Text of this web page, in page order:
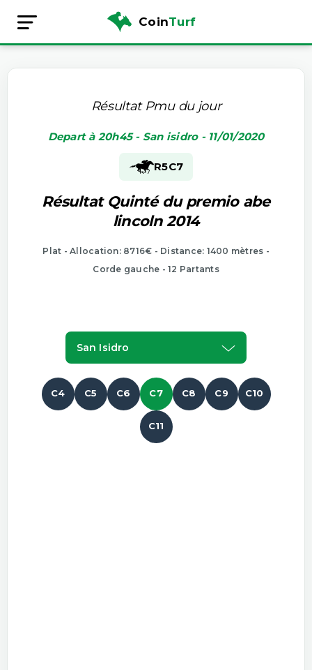
CoinTurf
Résultat Pmu du jour
Depart à 20h45 - San isidro - 11/01/2020
R5C7
Résultat Quinté du premio abe
lincoln 2014
Plat - Allocation: 8716€ - Distance: 1400 mètres -
Corde gauche - 12 Partants
San Isidro
C4 C5 C6 C7 C8 C9 C10
C11